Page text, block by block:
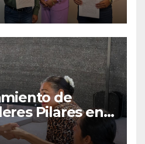
de
de
Pilares en